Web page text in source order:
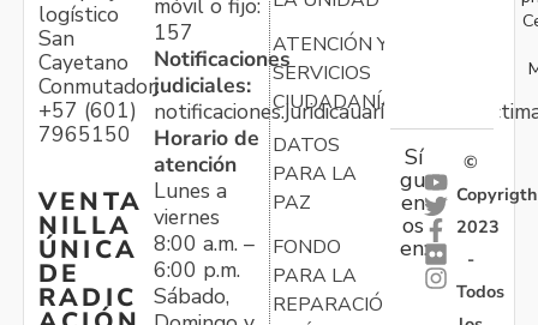
logístico
San
Cayetano
Conmutador:
+57 (601)
7965150
VENTA
NILLA
ÚNICA
DE
RADIC
móvil o fijo:
157
Notificaciones
judiciales:
Horario de
atención
Lunes a
viernes
8:00 a.m. –
6:00 p.m.
Sábado,
ATENCIÓN Y
SERVICIOS
CIUDADANÍA
DATOS
PARA LA
PAZ
FONDO
PARA LA
REPARACIÓN
Sí
gu
en
os
en:
©
Copyrigth
2023
-
Todos